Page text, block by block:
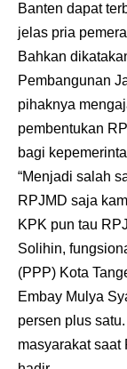
Banten dapat
jelas pria
Bahkan
Pembangunan
pihaknya
pembentukan
bagi
“Menjadi salah
RPJMD saja
KPK pun tau
Solihin,
(PPP) Kota
Embay Mulya
persen plus
masyarakat